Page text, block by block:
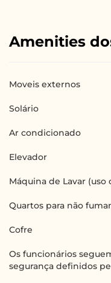
Amenities
Moveis externos
Solário
Ar condicionado
Elevador
Máquina de Lavar
Quartos para não
Cofre
Os funcionários
segurança definidos